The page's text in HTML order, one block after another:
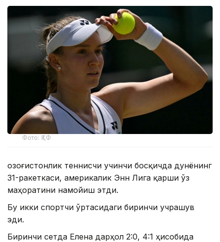
Фото: ҚТФ
Қозоғистонлик теннисчи учинчи босқичда дунёнинг
31-ракеткаси, америкалик Энн Лига қарши ўз
маҳоратини намойиш этди.
Бу икки спортчи ўртасидаги биринчи учрашув
эди.
Биринчи сетда Елена дарҳол 2:0, 4:1 ҳисобида